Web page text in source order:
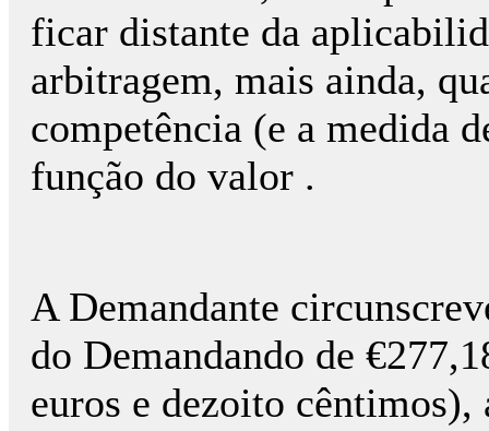
ficar distante da
arbitragem, mais ainda,
competência (e a medida
função do valor .
A Demandante
do Demandando de
euros e dezoito cêntimos),